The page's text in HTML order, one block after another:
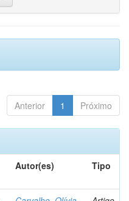
Anterior 1 Próximo
Autor(es) Tipo